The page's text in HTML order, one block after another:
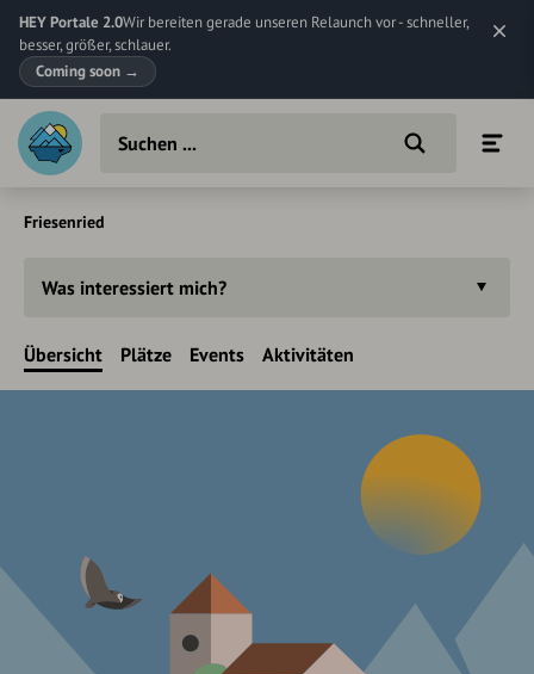
HEY Portale 2.0Wir bereiten gerade unseren Relaunch vor - schneller,
besser, größer, schlauer.
Coming soon →
Friesenried
Was interessiert mich?
Übersicht Plätze Events Aktivitäten